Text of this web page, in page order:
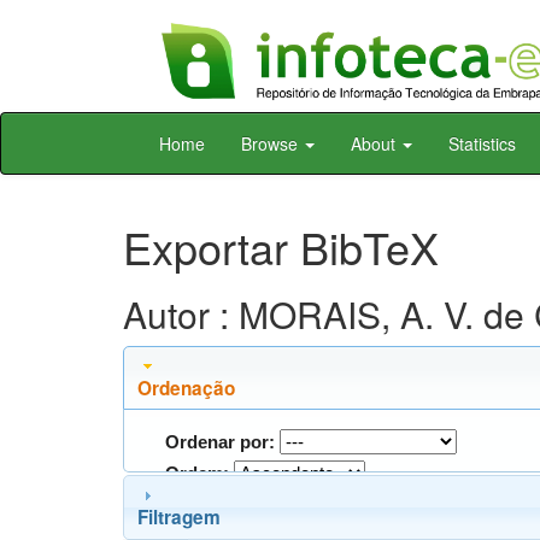
Skip
Home Browse About Statistics
Exportar BibTeX
Autor : MORAIS, A. V. de
Ordenação
Ordenar por:
Ordem:
Filtragem